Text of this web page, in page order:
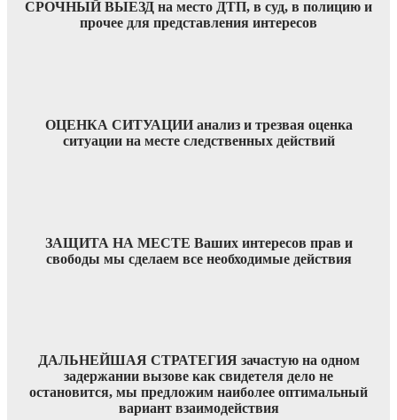
СРОЧНЫЙ ВЫЕЗД на место ДТП, в суд, в полицию и
прочее для представления интересов
ОЦЕНКА СИТУАЦИИ анализ и трезвая оценка
ситуации на месте следственных действий
ЗАЩИТА НА МЕСТЕ Ваших интересов прав и
свободы мы сделаем все необходимые действия
ДАЛЬНЕЙШАЯ СТРАТЕГИЯ зачастую на одном
задержании вызове как свидетеля дело не
остановится, мы предложим наиболее оптимальный
вариант взаимодействия